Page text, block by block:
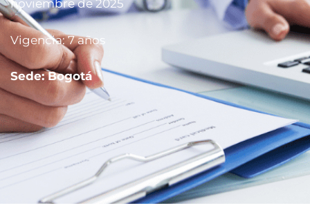
Aspirantes
Estudiantes
Docentes
Egresados
noviembre de 2025
Vigencia: 7 años
Sede: Bogotá